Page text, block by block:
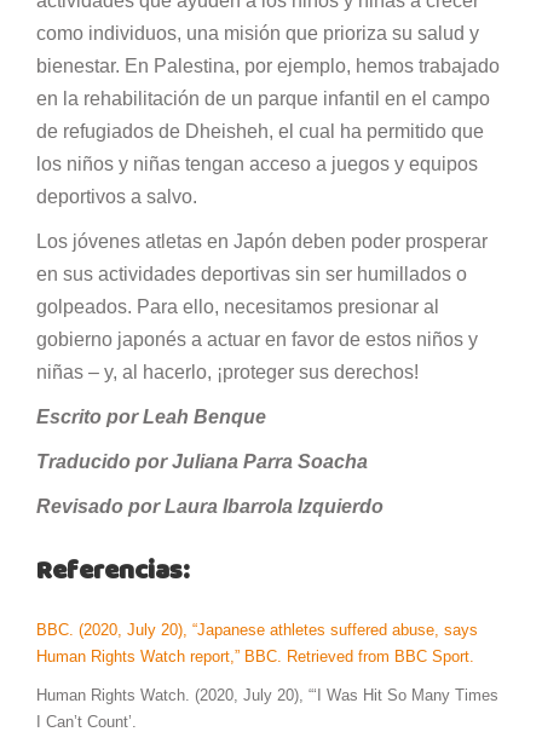
como individuos, una misión que prioriza su salud y
bienestar. En Palestina, por ejemplo, hemos trabajado
en la rehabilitación de un parque infantil en el campo
de refugiados de Dheisheh, el cual ha permitido que
los niños y niñas tengan acceso a juegos y equipos
deportivos a salvo.
Los jóvenes atletas en Japón deben poder prosperar
en sus actividades deportivas sin ser humillados o
golpeados. Para ello, necesitamos presionar al
gobierno japonés a actuar en favor de estos niños y
niñas – y, al hacerlo, ¡proteger sus derechos!
Escrito por Leah Benque
Traducido por Juliana Parra Soacha
Revisado por Laura Ibarrola Izquierdo
Referencias:
BBC. (2020, July 20), “Japanese athletes suffered abuse, says
Human Rights Watch report,” BBC. Retrieved from BBC Sport.
Human Rights Watch. (2020, July 20), “‘I Was Hit So Many Times
I Can’t Count’.